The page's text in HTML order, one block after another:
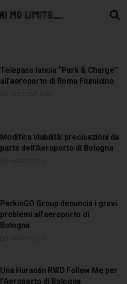
Telepass lancia “Park & Charge”
all’aeroporto di Roma Fiumicino
Modifica viabilità: precisazioni da
parte dell’Aeroporto di Bologna
ParkinGO Group denuncia i gravi
problemi all’aeroporto di
Bologna
Una Huracán RWD Follow Me per
l’Aeroporto di Bologna